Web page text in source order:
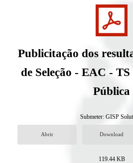
Publicitação dos
de Seleção - EAC -
Pública
Submeter: GISP
Abrir Download
119.44 KB